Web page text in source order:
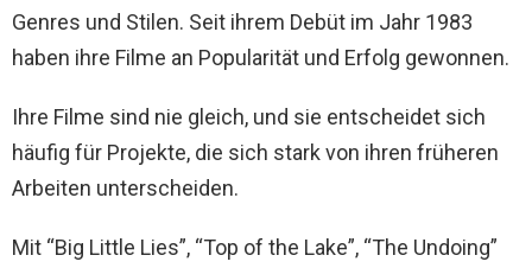
Genres und Stilen. Seit ihrem Debüt im Jahr 1983
haben ihre Filme an Popularität und Erfolg gewonnen.
Ihre Filme sind nie gleich, und sie entscheidet sich
häufig für Projekte, die sich stark von ihren früheren
Arbeiten unterscheiden.
Mit “Big Little Lies”, “Top of the Lake”, “The Undoing”